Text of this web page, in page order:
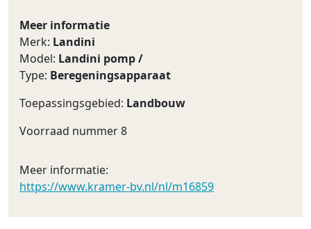
Meer informatie
Merk: Landini
Model: Landini pomp /
Type: Beregeningsapparaat
Toepassingsgebied: Landbouw
Voorraad nummer 8
Meer informatie:
https://www.kramer-bv.nl/nl/m16859